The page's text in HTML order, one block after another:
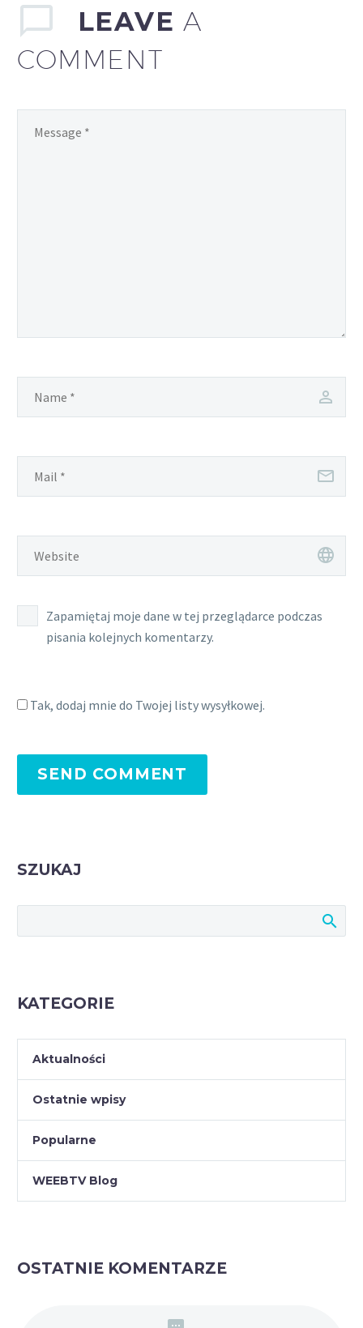
Kanadzie.
LEAVE A
COMMENT
Zapamiętaj moje dane w tej przeglądarce podczas
pisania kolejnych komentarzy.
Tak, dodaj mnie do Twojej listy wysyłkowej.
SEND COMMENT
SZUKAJ
KATEGORIE
Aktualności
Ostatnie wpisy
Popularne
WEEBTV Blog
OSTATNIE KOMENTARZE